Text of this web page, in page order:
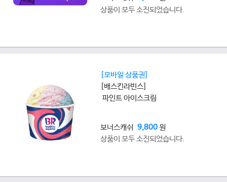
상품이 모두 소진되었습니다.
[모바일 상품권]
[배스킨라빈스]
파인트 아이스크림
보너스캐쉬 9,800원
상품이 모두 소진되었습니다.